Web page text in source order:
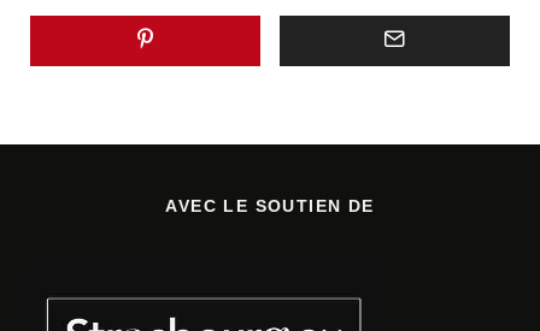
AVEC LE SOUTIEN DE